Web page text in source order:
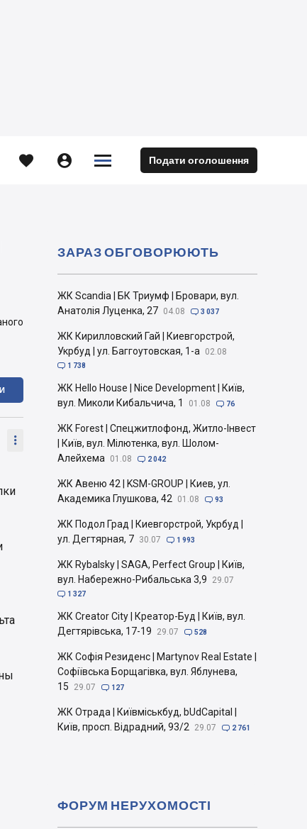
  

 Подати оголошення

ЖК Scandia | БК Триумф | Бровари, вул.
Анатолія Луценка, 27 04.08  3 037
ЖК Кирилловский Гай | Киевгорстрой,
Укрбуд | ул. Баггоутовская, 1-а
02.08
 1 738
ЖК Hello House | Nice Development | Київ,
вул. Миколи Кибальчича, 1
01.08  76
ЖК Forest | Спецжитлофонд, Житло-Інвест
| Київ, вул. Мілютенка, вул. Шолом-
Алейхема
01.08  2 042
ЖК Авеню 42 | KSM-GROUP | Киев, ул.
Академика Глушкова, 42
01.08  93
ЖК Подол Град | Киевгорстрой, Укрбуд |
ул. Дегтярная, 7 30.07  1 993
ЖК Rybalsky | SAGA, Perfect Group | Київ,
вул. Набережно-Рибальська 3,9
29.07
 1 327
ЖК Creator City | Креатор-Буд | Київ, вул.
Дегтярівська, 17-19
29.07  528
ЖК Софія Резиденс | Martynov Real Estate |
Софіївська Борщагівка, вул. Яблунева,
15
29.07  127
ЖК Отрада | Київміськбуд, bUdCapital |
Київ, просп. Відрадний, 93/2
29.07  2 761
ЗАРАЗ ОБГОВОРЮЮТЬ
ФОРУМ НЕРУХОМОСТІ